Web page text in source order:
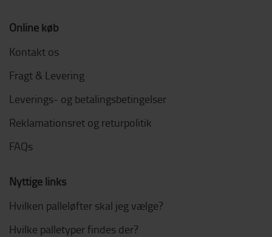
Online køb
Kontakt os
Fragt & Levering
Leverings- og betalingsbetingelser
Reklamationsret og returpolitik
FAQs
Nyttige links
Hvilken palleløfter skal jeg vælge?
Hvilke palletyper findes der?